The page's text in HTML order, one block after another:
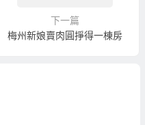
下一篇
梅州新娘賣肉圓掙得一棟房